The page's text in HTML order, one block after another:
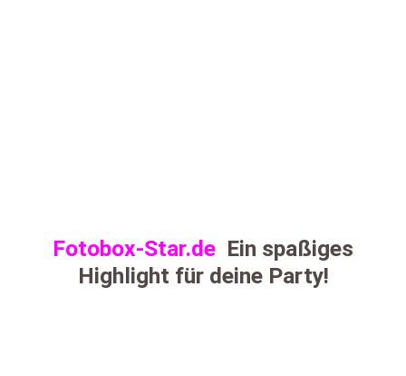
Fotobox-Star.de Ein spaßiges
Highlight für deine Party!